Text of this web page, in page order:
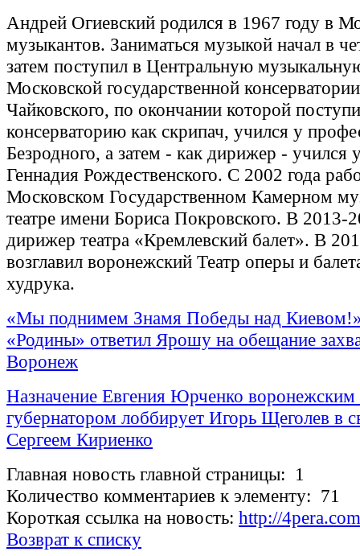
Андрей Огиевский родился в 1967 году в
музыкантов. Заниматься музыкой начал в
затем поступил в Центральную
Московской государственной
Чайковского, по окончании которой
консерваторию как скрипач, учился у
Безродного, а затем - как дирижер - учился
Геннадия Рождественского. С 2002 года
Московском Государственном Камерном
театре имени Бориса Покровского. В 2013-
дирижер театра «Кремлевский балет». В
возглавил воронежский Театр оперы и
худрука.
«Мы поднимем Знамя Победы над
«Родины» ответил Ярошу на обещание
Воронеж
Назначение Евгения Юрченко воронежским
губернатором лоббирует Игорь Щеголев в
Сергеем Кириенко
Главная новость главной страницы: 1
Количество комментариев к элементу: 71
Короткая ссылка на новость: http://
Возврат к списку